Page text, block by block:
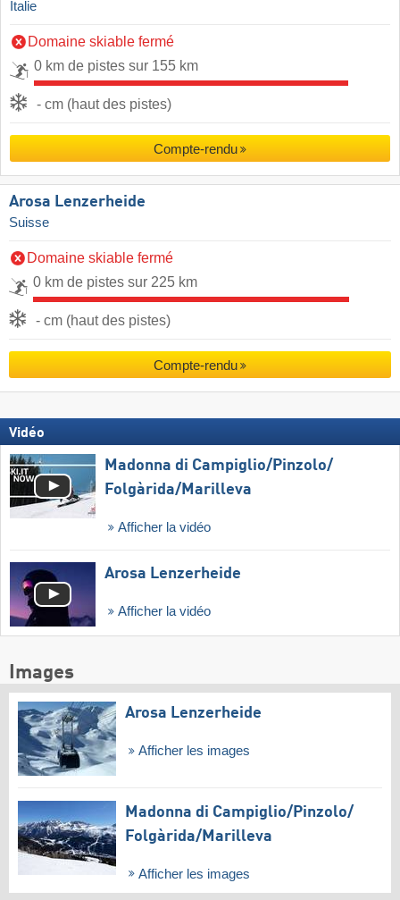
Italie
Domaine skiable fermé
0 km de pistes sur 155 km
- cm (haut des pistes)
Compte-rendu
Arosa Lenzerheide
Suisse
Domaine skiable fermé
0 km de pistes sur 225 km
- cm (haut des pistes)
Compte-rendu
Vidéo
Madonna di Campiglio/​Pinzolo/​
Folgàrida/​Marilleva
Afficher la vidéo
Arosa Lenzerheide
Afficher la vidéo
Images
Arosa Lenzerheide
Afficher les images
Madonna di Campiglio/​Pinzolo/​
Folgàrida/​Marilleva
Afficher les images